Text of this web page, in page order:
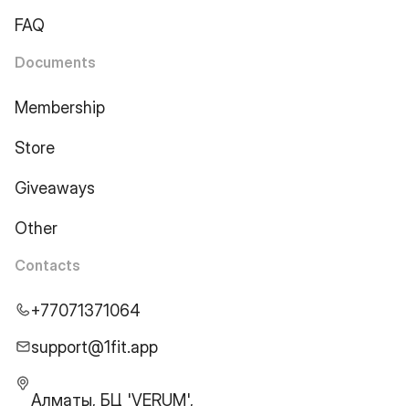
FAQ
Documents
Membership
Store
Giveaways
Other
Contacts
+77071371064
support@1fit.app
Алматы, БЦ 'VERUM',